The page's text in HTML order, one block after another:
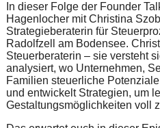
In dieser Folge der Founder
Hagenlocher mit Christina
Strategieberaterin für
Radolfzell am Bodensee.
Steuerberaterin – sie versteht
analysiert, wo Unternehmen,
Familien steuerliche
und entwickelt Strategien, um
Gestaltungsmöglichkeiten voll